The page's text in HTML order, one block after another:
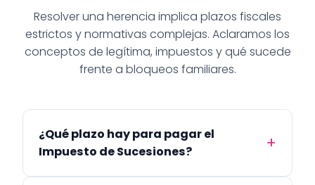
Resolver una herencia implica plazos fiscales
estrictos y normativas complejas. Aclaramos los
conceptos de legítima, impuestos y qué sucede
frente a bloqueos familiares.
¿Qué plazo hay para pagar el
Impuesto de Sucesiones?